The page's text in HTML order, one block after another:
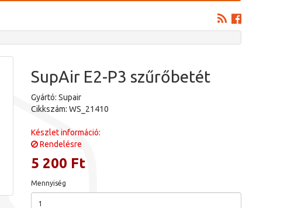
SupAir E2-P3 szűrőbetét
Gyártó: Supair
Cikkszám: WS_21410
Készlet információ:
Rendelésre
5 200 Ft
Mennyiség